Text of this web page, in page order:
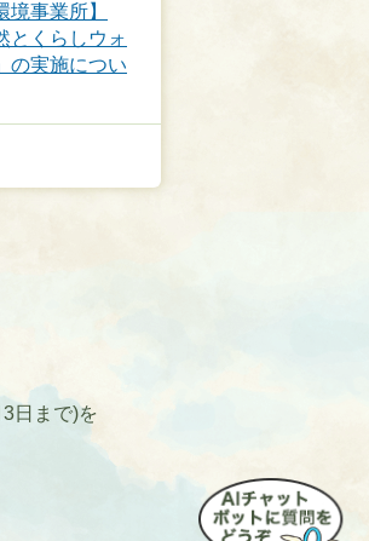
境事業所】
とくらしウォ
の実施につい
日まで)を